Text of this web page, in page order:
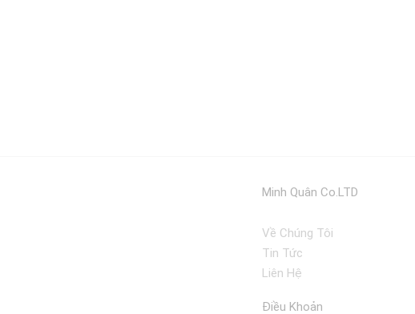
Minh Quân Co.LTD
Về Chúng Tôi
Tin Tức
Liên Hệ
Điều Khoản